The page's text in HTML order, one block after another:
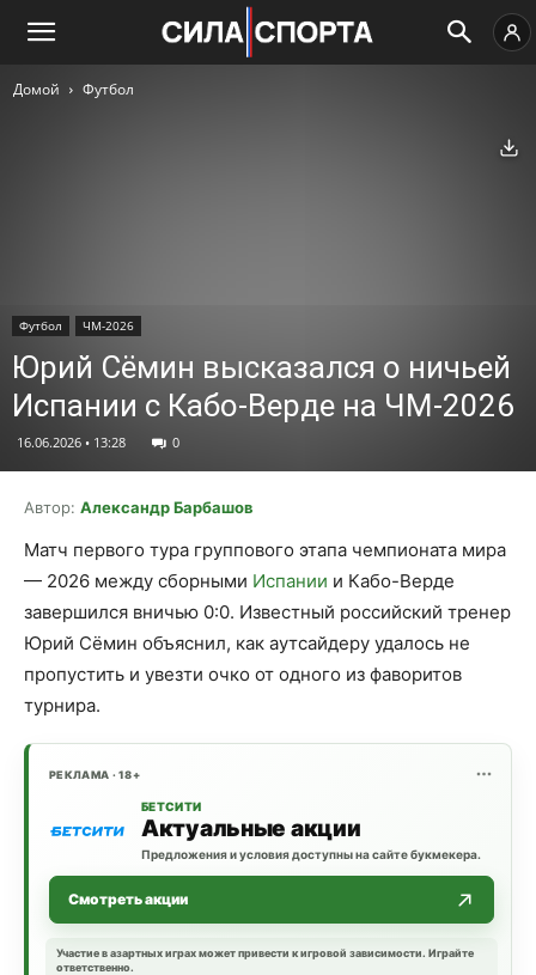
Домой Футбол
Футбол ЧМ-2026
Юрий Сёмин высказался о ничьей
Испании с Кабо-Верде на ЧМ-2026
16.06.2026 • 13:28 0
Автор: Александр Барбашов
Матч первого тура группового этапа чемпионата мира
— 2026 между сборными Испании и Кабо-Верде
завершился вничью 0:0. Известный российский тренер
Юрий Сёмин объяснил, как аутсайдеру удалось не
пропустить и увезти очко от одного из фаворитов
турнира.
РЕКЛАМА · 18+
БЕТСИТИ
Актуальные акции
Предложения и условия доступны на сайте букмекера.
Смотреть акции
Участие в азартных играх может привести к игровой зависимости. Играйте
ответственно.